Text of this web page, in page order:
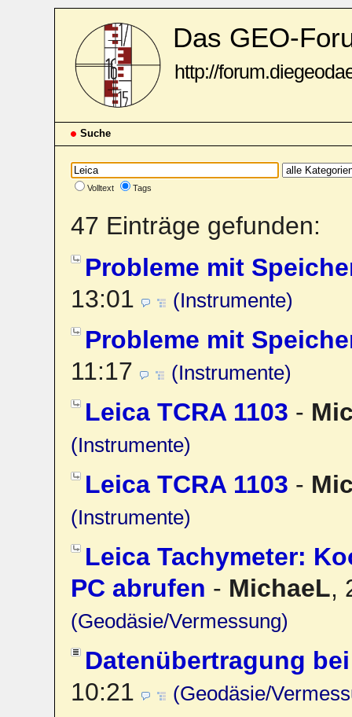
Das GEO-
http://
Suche
Volltext Tags
47 Einträge gefunden:
Probleme mit
13:01
(Instrumente)
Probleme mit
11:17
(Instrumente)
Leica TCRA 1103 -
(Instrumente)
Leica TCRA 1103 -
(Instrumente)
Leica Tachymeter:
PC abrufen - MichaeL,
(Geodäsie/Vermessung)
Datenübertragung bei
10:21
(Geodäsie/